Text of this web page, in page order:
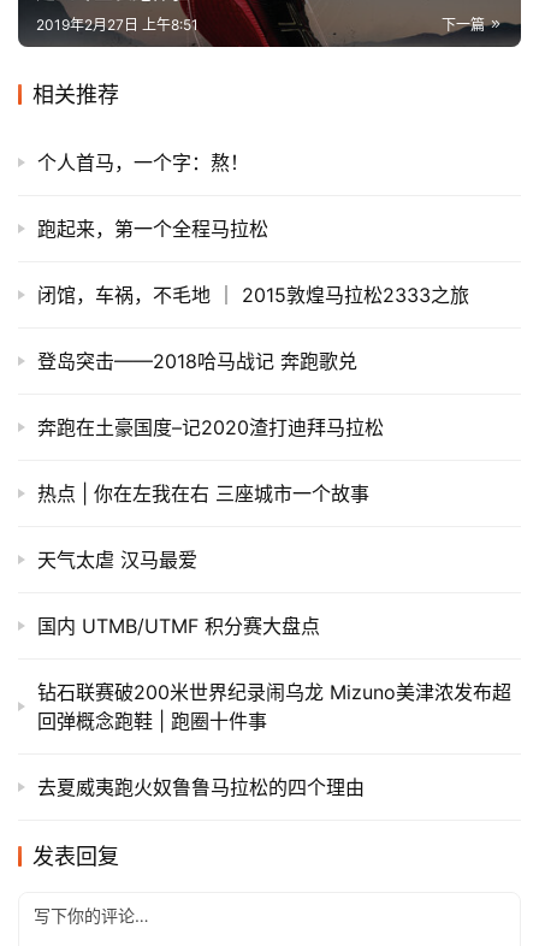
下一篇
2019年2月27日 上午8:51
相关推荐
个人首马，一个字：熬！
跑起来，第一个全程马拉松
闭馆，车祸，不毛地 ｜ 2015敦煌马拉松2333之旅
登岛突击——2018哈马战记 奔跑歌兑
奔跑在土豪国度–记2020渣打迪拜马拉松
热点 | 你在左我在右 三座城市一个故事
天气太虐 汉马最爱
国内 UTMB/UTMF 积分赛大盘点
钻石联赛破200米世界纪录闹乌龙 Mizuno美津浓发布超
回弹概念跑鞋 | 跑圈十件事
​去夏威夷跑火奴鲁鲁马拉松的四个理由
发表回复